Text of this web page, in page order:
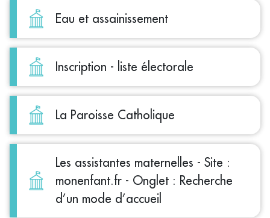
Eau et assainissement
Inscription - liste électorale
La Paroisse Catholique
Les assistantes maternelles - Site :
monenfant.fr - Onglet : Recherche
d’un mode d’accueil